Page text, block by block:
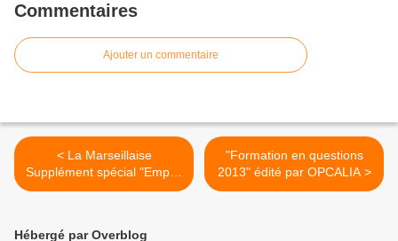
Commentaires
Ajouter un commentaire
< La Marseillaise
Supplément spécial "Emploi
d'Avenir"
"Formation en questions
2013" édité par OPCALIA >
Hébergé par Overblog